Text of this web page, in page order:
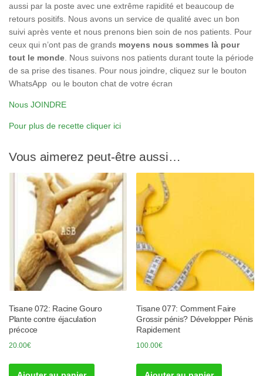
aussi par la poste avec une extrême rapidité et beaucoup de
retours positifs. Nous avons un service de qualité avec un bon
suivi après vente et nous prenons bien soin de nos patients. Pour
ceux qui n’ont pas de grands moyens nous sommes là pour
tout le monde . Nous suivons nos patients durant toute la période
de sa prise des tisanes. Pour nous joindre, cliquez sur le bouton
WhatsApp ou le bouton chat de votre écran
Nous JOINDRE
Pour plus de recette cliquer ici
Vous aimerez peut-être aussi…
Tisane 072: Racine Gouro
Plante contre éjaculation
précoce
20.00€
Tisane 077: Comment Faire
Grossir pénis? Développer Pénis
Rapidement
100.00€